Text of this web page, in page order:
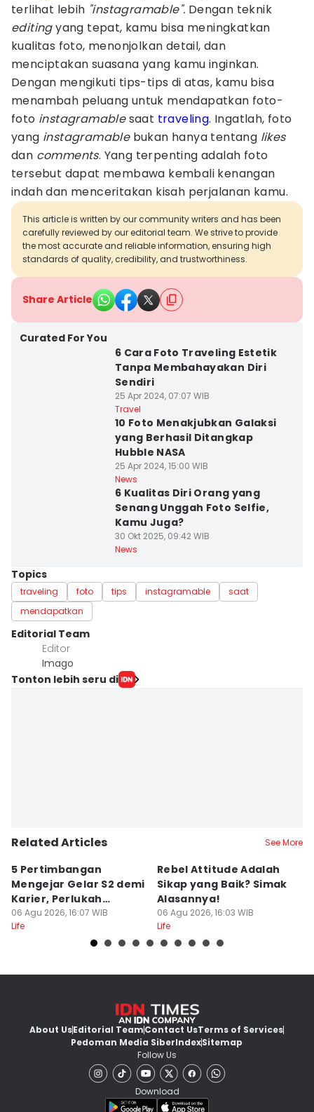
terlihat lebih "instagramable". Dengan teknik
editingyang tepat, kamu bisa meningkatkan
kualitas foto, menonjolkan detail, dan
menciptakan suasana yang kamu inginkan.
Dengan mengikuti tips-tips di atas, kamu bisa
menambah peluang untuk mendapatkan foto-
foto instagramablesaat traveling. Ingatlah, foto
yang instagramablebukan hanya tentang likes
dan comments. Yang terpenting adalah foto
tersebut dapat membawa kembali kenangan
indah dan menceritakan kisah perjalanan kamu.
This article is written by our community writers and has been
carefully reviewed by our editorial team. We strive to provide
the most accurate and reliable information, ensuring high
standards of quality, credibility, and trustworthiness.
Share Article
Curated For You
6 Cara Foto Traveling Estetik
Tanpa Membahayakan Diri
Sendiri
25 Apr 2024, 07:07 WIB
Travel
10 Foto Menakjubkan Galaksi
yang Berhasil Ditangkap
Hubble NASA
25 Apr 2024, 15:00 WIB
News
6 Kualitas Diri Orang yang
Senang Unggah Foto Selfie,
Kamu Juga?
30 Okt 2025, 09:42 WIB
News
Topics
traveling foto tips instagramable
saat
mendapatkan
Editorial Team
Editor
Imago
Tonton lebih seru di
Related Articles See More
5 Pertimbangan
Mengejar Gelar S2 demi
Karier, Perlukah
Dilakukan?
06 Agu 2026, 16:07 WIB
Life
Rebel Attitude Adalah
Sikap yang Baik? Simak
Alasannya!
06 Agu 2026, 16:03 WIB
Life
About UsEditorial TeamContact UsTerms of Services
Pedoman Media SiberIndexSitemap
Follow Us
Download